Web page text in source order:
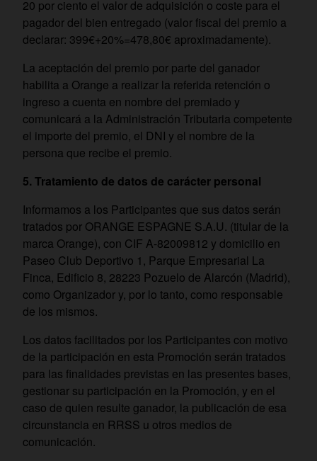
20 por ciento el valor de adquisición o coste para el
pagador del bien entregado (valor fiscal del premio a
declarar: 399€+20%=478,80€ aproximadamente).
La aceptación del premio por parte del ganador
habilita a Orange a realizar la referida retención o
ingreso a cuenta en nombre del premiado y
comunicará a la Administración Tributaria competente
el importe del premio, el DNI y el nombre de la
persona que recibe el premio.
5. Tratamiento de datos de carácter personal
Informamos a los Participantes que sus datos serán
tratados por ORANGE ESPAGNE S.A.U. (titular de la
marca Orange), con CIF A-82009812 y domicilio en
Paseo Club Deportivo 1, Parque Empresarial La
Finca, Edificio 8, 28223 Pozuelo de Alarcón (Madrid),
como Organizador y, por lo tanto, como responsable
de los mismos.
Los datos facilitados por los Participantes con motivo
de la participación en esta Promoción serán tratados
para las finalidades previstas en las presentes bases,
gestionar su participación en la Promoción, y en el
caso de quien resulte ganador, la publicación de esa
circunstancia en RRSS u otros medios de
comunicación.